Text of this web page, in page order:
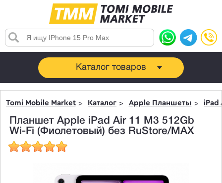
Каталог товаров
Tomi Mobile Market Каталог Apple Планшеты iPad
Планшет Apple iPad Air 11 M3 512Gb
Wi-Fi (Фиолетовый) без RuStore/MAX